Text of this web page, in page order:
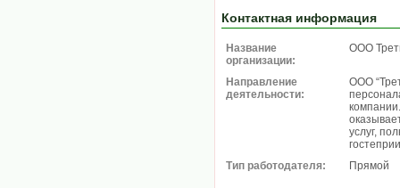
Контактная информация
Название
организации:
ООО
Направление
деятельности:
ООО
услуг,
Тип работодателя:
Прямой